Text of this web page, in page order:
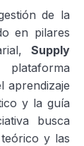
de la
en pilares
Supply
aprendizaje
y la guía
busca
y las